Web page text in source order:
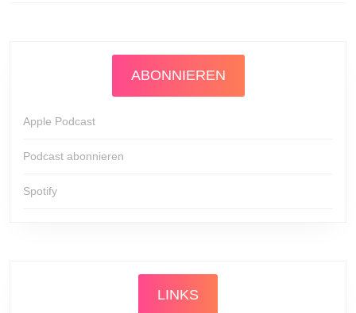
ABONNIEREN
Apple Podcast
Podcast abonnieren
Spotify
LINKS